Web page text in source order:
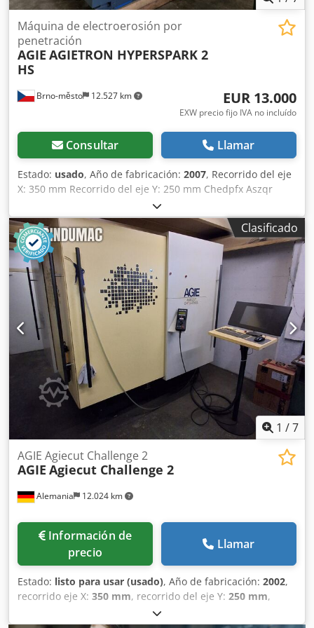
3.000 × 1.700 × 2.580 mm Peso de la máquina: aprox. 2.550
kg
Brno-město 12.527 km
Máquina de electroerosión por
penetración
AGIE AGIETRON HYPERSPARK 2
HS
EUR 13.000
EXW precio fijo IVA no incluído
Consultar Llamar
Estado: usado, Año de fabricación: 2007, Recorrido del eje
X: 350 mm Recorrido del eje Y: 250 mm Chedpfx Aszqr
Ryomroa Recorrido del eje Z: 350 mm Dimensiones de la
mesa: 600 x 450 mm Longitud máxima de la pieza de
trabajo: 650 mm Ancho máximo de la pieza de trabajo: 420
mm Altura máxima de la pieza de trabajo: 250 mm Carga
máxima de la pieza de trabajo: 400 kg Dimensiones de la
máquina: 1930 x 2690 x 2620 mm Peso: 2700 kg
Clasificado
1 /7
Alemania 12.024 km
AGIE Agiecut Challenge 2
AGIE Agiecut Challenge 2
Información de
precio
Llamar
Estado: listo para usar (usado), Año de fabricación: 2002,
recorrido eje X: 350 mm, recorrido del eje Y: 250 mm,
, Diámetro del alambre (máx.):